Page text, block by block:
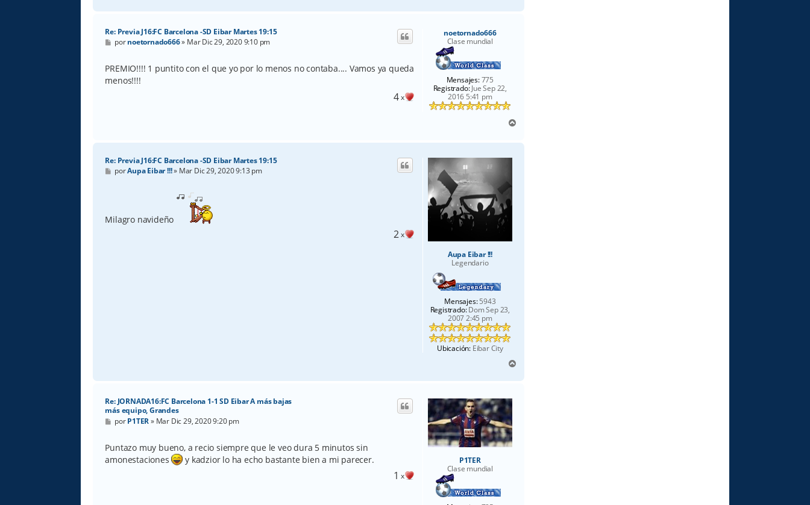
r
noetornado666
Clase mundial
Mensajes:775
Registrado:Jue Sep 22,
2016 5:41 pm
Re: Previa J16:FC Barcelona -SD Eibar Martes 19:15
M
e
s
a
j
pornoetornado666» Mar Dic 29, 2020 9:10 pm
PREMIO!!!! 1 puntito con el que yo por lo menos no contaba.... Vamos ya queda
menos!!!!
4x
r
Aupa Eibar !!!
Legendario
Mensajes:5943
Registrado:Dom Sep 23,
2007 2:45 pm
Ubicación:Eibar City
Re: Previa J16:FC Barcelona -SD Eibar Martes 19:15
M
e
e
porAupa Eibar !!!» Mar Dic 29, 2020 9:13 pm
Milagro navideño
2x
r
P1TER
Clase mundial
Re: JORNADA16:FC Barcelona 1-1 SD Eibar A más bajas
más equipo, Grandes
M
e
s
a
j
porP1TER» Mar Dic 29, 2020 9:20 pm
Puntazo muy bueno, a recio siempre que le veo dura 5 minutos sin
amonestaciones
y kadzior lo ha echo bastante bien a mi parecer.
1 x